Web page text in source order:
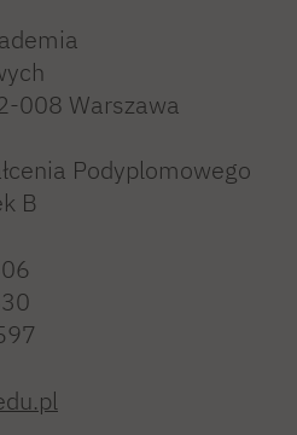
008 Warszawa
Podyplomowego
B